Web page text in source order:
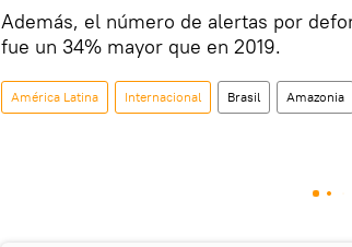
Además, el número de alertas por
fue un 34% mayor que en 2019.
América Latina Internacional Brasil Amazonia